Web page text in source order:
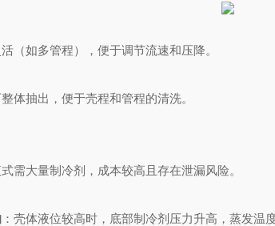
（如多管程），便于调节流速和压降。
整体抽出，便于壳程和管程的清洗。
式需大量制冷剂，成本较高且存在泄漏风险。
：壳体液位较高时，底部制冷剂压力升高，蒸发温